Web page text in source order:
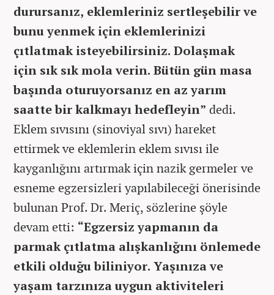
durursanız, eklemleriniz sertleşebilir ve
bunu yenmek için eklemlerinizi
çıtlatmak isteyebilirsiniz. Dolaşmak
için sık sık mola verin. Bütün gün masa
başında oturuyorsanız en az yarım
saatte bir kalkmayı hedefleyin” dedi.
Eklem sıvısını (sinoviyal sıvı) hareket
ettirmek ve eklemlerin eklem sıvısı ile
kayganlığını artırmak için nazik germeler ve
esneme egzersizleri yapılabileceği önerisinde
bulunan Prof. Dr. Meriç, sözlerine şöyle
devam etti: “Egzersiz yapmanın da
parmak çıtlatma alışkanlığını önlemede
etkili olduğu biliniyor. Yaşınıza ve
yaşam tarzınıza uygun aktiviteleri